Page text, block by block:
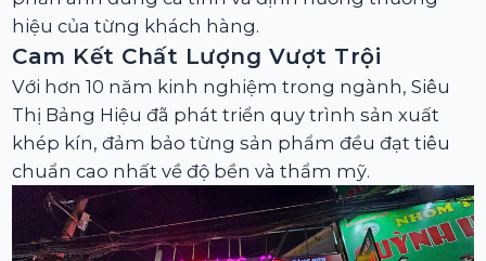
hiệu của từng khách hàng.
Cam Kết Chất Lượng Vượt Trội
Với hơn 10 năm kinh nghiệm trong ngành, Siêu
Thị Bảng Hiệu đã phát triển quy trình sản xuất
khép kín, đảm bảo từng sản phẩm đều đạt tiêu
chuẩn cao nhất về độ bền và thẩm mỹ.